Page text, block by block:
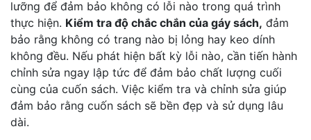
lưỡng để đảm bảo không có lỗi nào trong quá trình
thực hiện. Kiểm tra độ chắc chắn của gáy sách, đảm
bảo rằng không có trang nào bị lỏng hay keo dính
không đều. Nếu phát hiện bất kỳ lỗi nào, cần tiến hành
chỉnh sửa ngay lập tức để đảm bảo chất lượng cuối
cùng của cuốn sách. Việc kiểm tra và chỉnh sửa giúp
đảm bảo rằng cuốn sách sẽ bền đẹp và sử dụng lâu
dài.